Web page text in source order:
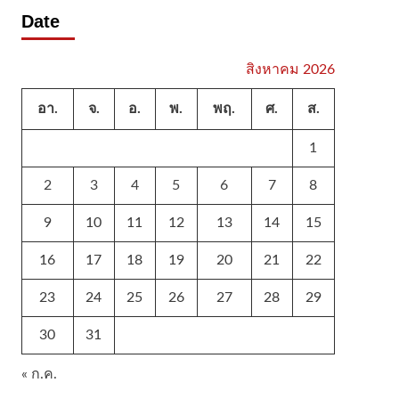
Date
สิงหาคม 2026
อา. จ. อ. พ. พฤ. ศ. ส.
1
2 3 4 5 6 7 8
9 10 11 12 13 14 15
16 17 18 19 20 21 22
23 24 25 26 27 28 29
30 31
« ก.ค.